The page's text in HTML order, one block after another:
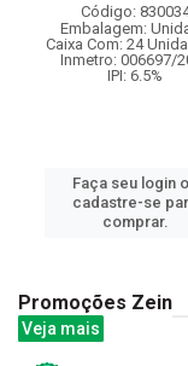
Código:
Embalagem:
Caixa Com: 24
Inmetro: 006697/
IPI: 6.5%
Faça seu login
cadastre-se
comprar.
Promoções Zein
Veja mais